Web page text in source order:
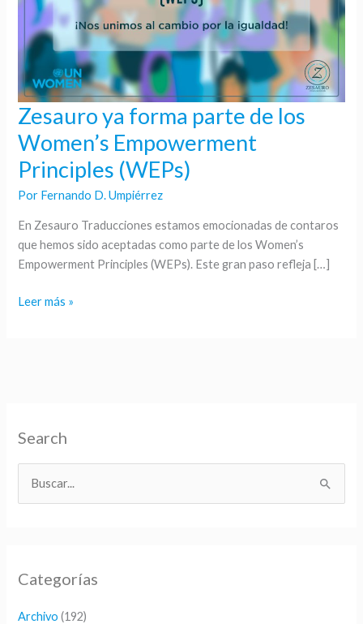
Zesauro ya forma parte de los
Women’s Empowerment
Principles (WEPs)
Por Fernando D. Umpiérrez
En Zesauro Traducciones estamos emocionadas de contaros
que hemos sido aceptadas como parte de los Women’s
Empowerment Principles (WEPs). Este gran paso refleja […]
Zesauro
forma
parte
de
Women’s
Empowerment
Principles
Leer más »
Search
a
Categorías
Archivo (192)